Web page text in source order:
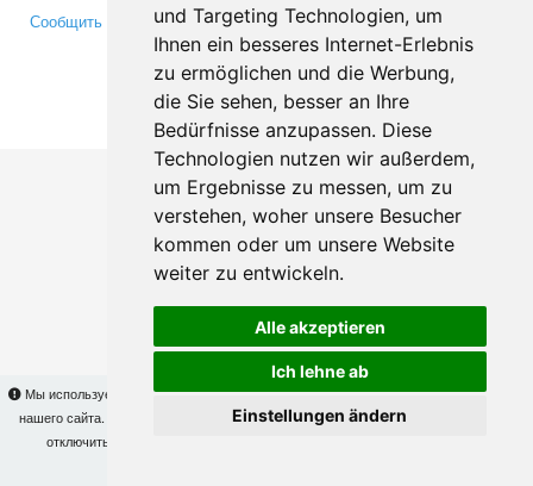
und Targeting Technologien, um
Ihnen ein besseres Internet-Erlebnis
zu ermöglichen und die Werbung,
die Sie sehen, besser an Ihre
Bedürfnisse anzupassen. Diese
Technologien nutzen wir außerdem,
um Ergebnisse zu messen, um zu
verstehen, woher unsere Besucher
kommen oder um unsere Website
weiter zu entwickeln.
Alle akzeptieren
Ich lehne ab
Einstellungen ändern
Мы используем cookies для того, чтобы Вы могли использовать весь функционал
нашего сайта. На
Вы сможете узнать подробности и, при желании,
отключить использование cookies. Продолжая пользоваться сайтом, Вы
Сообщить об ошибке
YouTube
Google+
Makis© Copyright 2026